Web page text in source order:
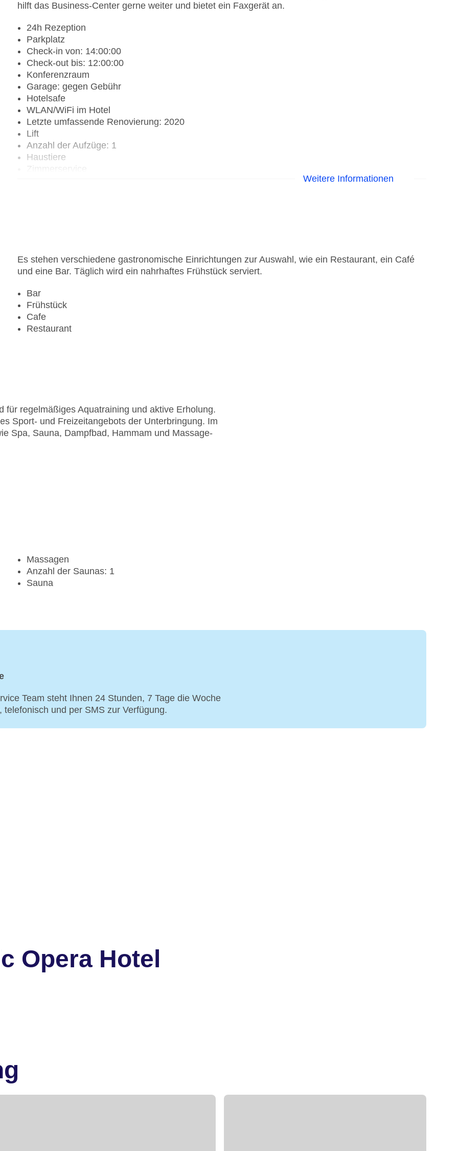
hilft das Business-Center gerne weiter und bietet ein Faxgerät an.
24h Rezeption
Parkplatz
Check-in von: 14:00:00
Check-out bis: 12:00:00
Konferenzraum
Garage: gegen Gebühr
Hotelsafe
WLAN/WiFi im Hotel
Letzte umfassende Renovierung: 2020
Lift
Anzahl der Aufzüge: 1
Haustiere
Weitere Informationen
Es stehen verschiedene gastronomische Einrichtungen zur Auswahl, wie ein Restaurant, ein Café
und eine Bar. Täglich wird ein nahrhaftes Frühstück serviert.
Bar
Frühstück
Cafe
Restaurant
für regelmäßiges Aquatraining und aktive Erholung.
Sport- und Freizeitangebots der Unterbringung. Im
Spa, Sauna, Dampfbad, Hammam und Massage-
Massagen
Anzahl der Saunas: 1
Sauna
Team steht Ihnen 24 Stunden, 7 Tage die Woche
und per SMS zur Verfügung.
Opera Hotel